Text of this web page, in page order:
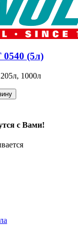
(5л)
1000л
с Вами!